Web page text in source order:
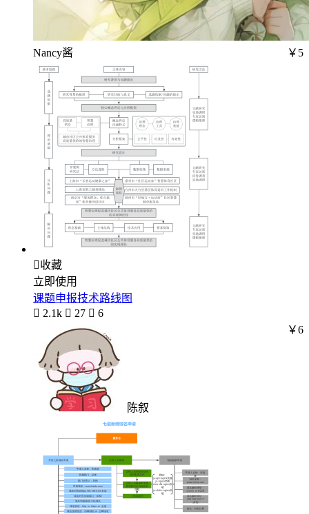
Nancy酱 ￥5
收藏
立即使用
课题申报技术路线图
 2.1k  27  6
陈叙
￥6